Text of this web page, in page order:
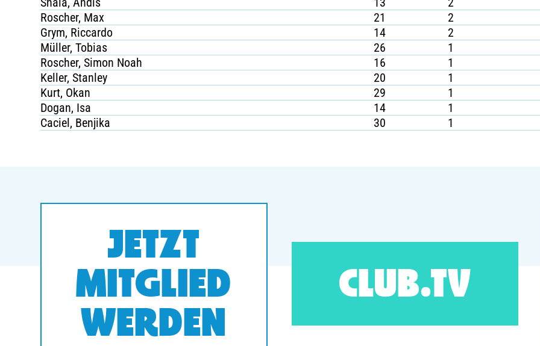
Roscher, Max
21
2
Grym, Riccardo
14
2
Müller, Tobias
26
1
Roscher, Simon Noah
16
1
Keller, Stanley
20
1
Kurt, Okan
29
1
Dogan, Isa
14
1
Caciel, Benjika
30 1
JETZT
MITGLIED
WERDEN
CLUB.TV